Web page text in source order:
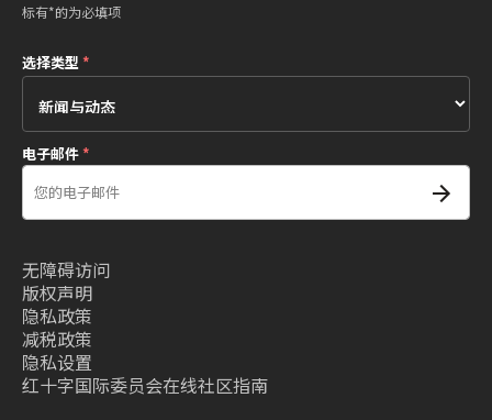
标有*的为必填项
选择类型 *
电子邮件*
无障碍访问
版权声明
隐私政策
减税政策
隐私设置
红十字国际委员会在线社区指南